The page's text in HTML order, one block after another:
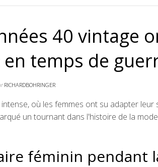
40 vintage
temps de
RICHARDBOHRINGER
où les femmes ont su adapter leur
un tournant dans l'histoire de la
féminin pendant